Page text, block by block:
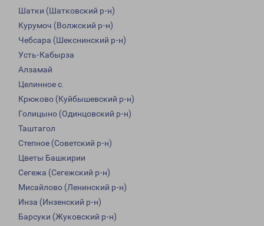
Шатки (Шатковский р-н)
Курумоч (Волжский р-н)
Чебсара (Шекснинский р-н)
Усть-Кабырза
Алзамай
Целинное с.
Крюково (Куйбышевский р-н)
Голицыно (Одинцовский р-н)
Таштагол
Степное (Советский р-н)
Цветы Башкирии
Сегежа (Сегежский р-н)
Мисайлово (Ленинский р-н)
Инза (Инзенский р-н)
Барсуки (Жуковский р-н)